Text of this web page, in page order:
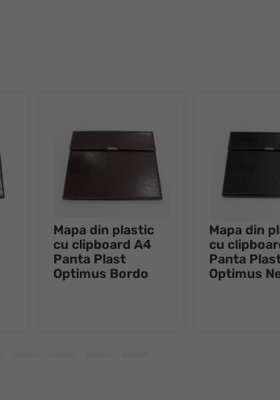
Mapa din plastic
cu clipboard A4
Panta Plast
Optimus Bordo
Mapa din
cu
Panta
Optimus